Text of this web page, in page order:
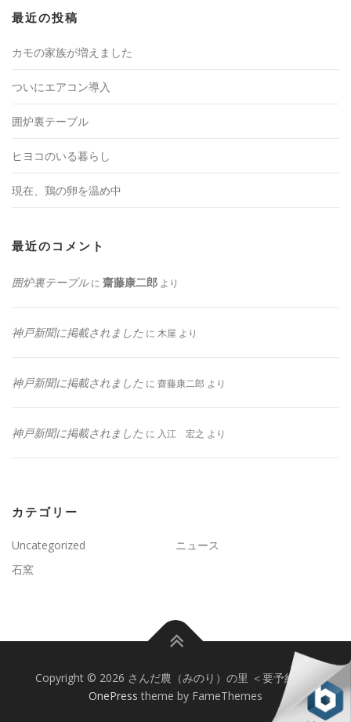
最近の投稿
カモの家族が増えました
ついにエアコン導入
囲炉裏テーブル
ヒヨコのいる暮らし
現在、鶏の卵を温め中
最近のコメント
囲炉裏テーブルに 齋藤康二郎 より
神戸新聞に掲載されました に 木屋 より
神戸新聞に掲載されました に 齋藤康二郎 より
神戸新聞に掲載されました に 入江 宏之 より
カテゴリー
Uncategorized
ニュース
石窯
Copyright © 2026 さんだ農（みのり）の里 ＜要予約＞
OnePress theme by FameThemes